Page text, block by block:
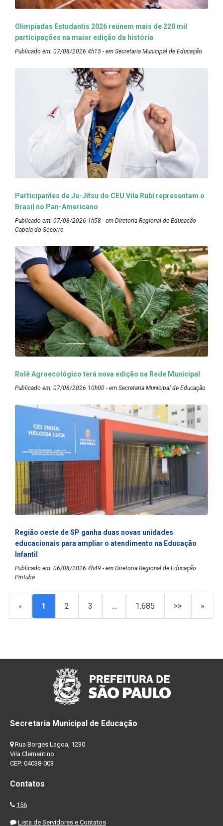
Olimpíadas Estudantis 2026 reúnem mais de 220 mil
participações na maior edição da história
Publicado em: 07/08/2026 4h15 - em Secretaria Municipal de Educação
Participantes de Ju-Jitsu do CEU Vila Rubi representam o
Brasil no Pan-Americano
Publicado em: 07/08/2026 1h58 - em Diretoria Regional de Educação
Capela do Socorro
Rolê Agroecológico terá nova edição na Rede Municipal
Publicado em: 07/08/2026 10h00 - em Secretaria Municipal de Educação
Região oeste de SP ganha duas novas unidades
educacionais para ampliar o atendimento na Educação
Infantil
Publicado em: 06/08/2026 4h49 - em Diretoria Regional de Educação
Pirituba
« 1 2 3 … 1.685 >> »
Secretaria Municipal de Educação
Rua Borges Lagoa, 1230
Vila Clementino
CEP: 04038-003
Contatos
156
Lista de Servidores e Contatos